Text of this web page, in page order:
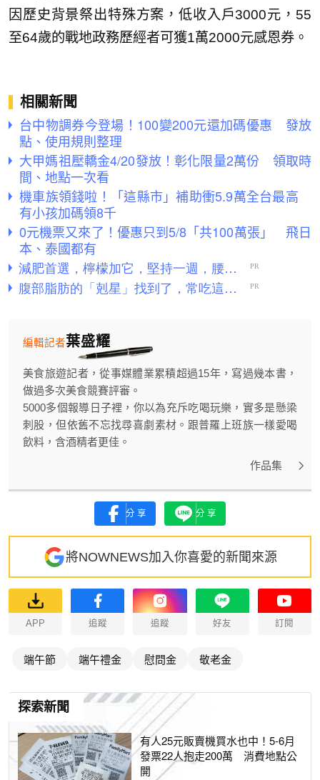
因歷史背景祭出特殊方案，低收入戶3000元，55
至64歲的戰地政務歷經者可獲1萬2000元感恩券。
相關新聞
台中物調券今登場！100變200元還加碼優惠 發放
點、使用規則整理
大甲媽祖壓轎金4/20發放！彰化限量2萬份 領取時
間、地點一次看
機車族領錢啦！「這縣市」補助衝5.9萬全台最高
有小孩加碼領8千
0元機票又來了！優惠只到5/8「共100萬張」 飛日
本、泰國都有
葉盛耀
編輯記者
美食旅遊記者，從事媒體業累積超過15年，寫過幾本書，
做過多次美食競賽評審。
5000多個報導日子裡，你以為充斥吃喝玩樂，實多是懸梁
刺股，但依舊不忘找尋喜劇素材。跟普羅上班族一樣愛喝
飲料，含酒精者更佳。
作品集
分享 分享
將NOWNEWS加入你喜愛的新聞來源
APP 追蹤 追蹤 好友 訂閱
端午節 端午禮金 慰問金 敬老金
探索新聞
有人25元販賣機買水也中！5-6月
發票22人抱走200萬 消費地點公
開